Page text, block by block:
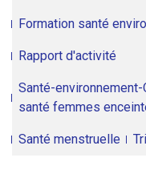
Formation santé
Rapport d'activité
Santé-
santé femmes
Santé menstruelle